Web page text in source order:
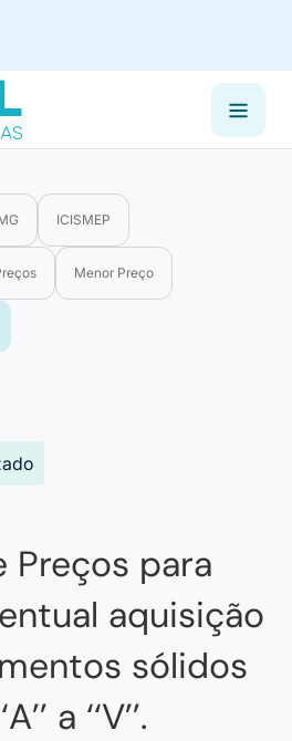
ICISMEP
Menor Preço
Preços para
aquisição
sólidos
a ‘‘V’’.